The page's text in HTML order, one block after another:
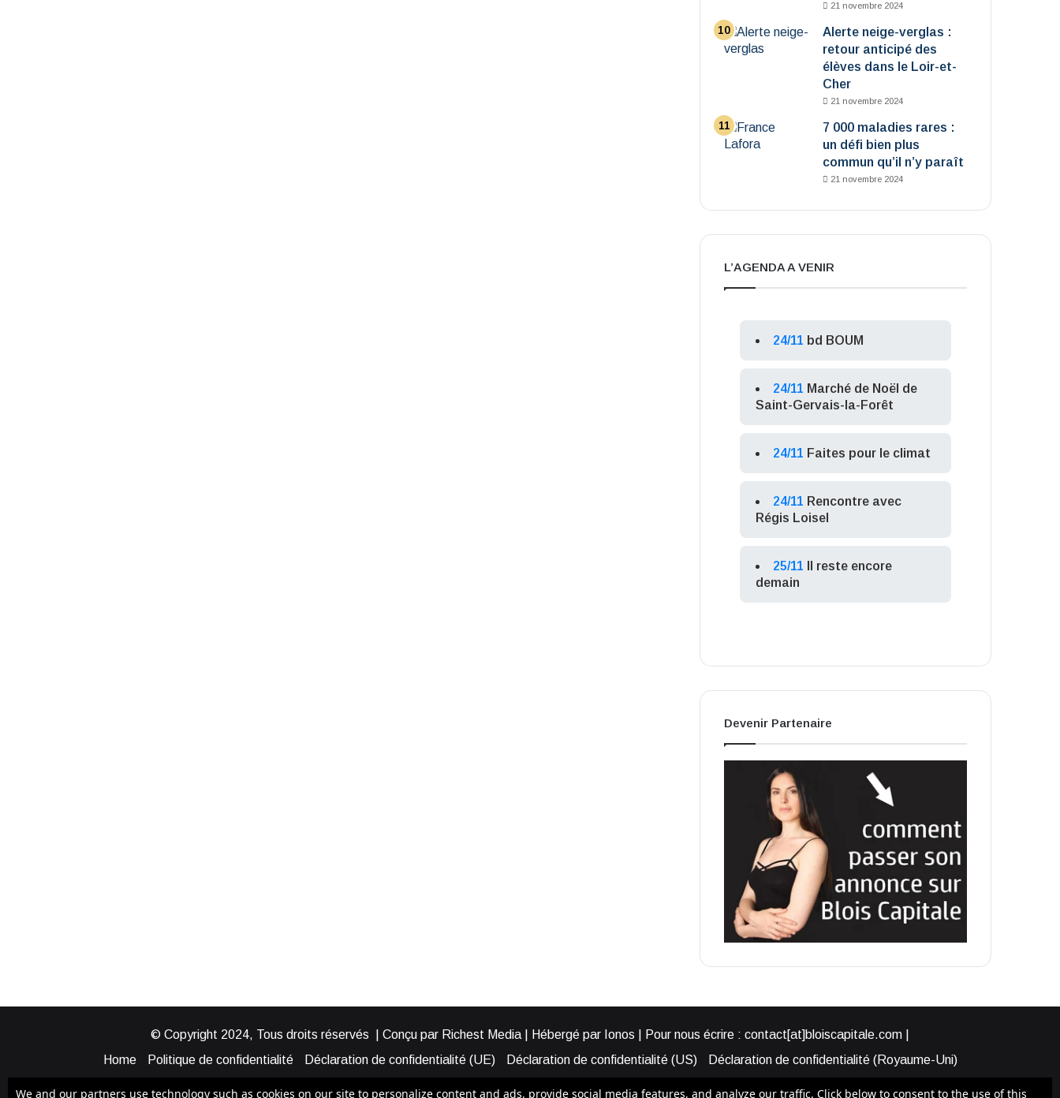
21 novembre 2024
Alerte neige-verglas :
retour anticipé des
élèves dans le Loir-et-
Cher
21 novembre 2024
7 000 maladies rares :
un défi bien plus
commun qu’il n’y paraît
21 novembre 2024
L’AGENDA A VENIR
24/11 bd BOUM
24/11 Marché de Noël de
Saint-Gervais-la-Forêt
24/11 Faites pour le climat
24/11 Rencontre avec
Régis Loisel
25/11
Il reste encore
demain
Devenir Partenaire
© Copyright 2024, Tous droits réservés | Conçu par Richest Media | Hébergé par Ionos | Pour nous écrire : contact[at]bloiscapitale.com |
Home
Politique de confidentialité Déclaration de confidentialité (UE) Déclaration de confidentialité (US)
Déclaration de confidentialité (Royaume-Uni)
We and our partners use technology such as cookies on our site to personalize content and ads, provide social media features, and analyze our traffic. Click below to consent to the use of this